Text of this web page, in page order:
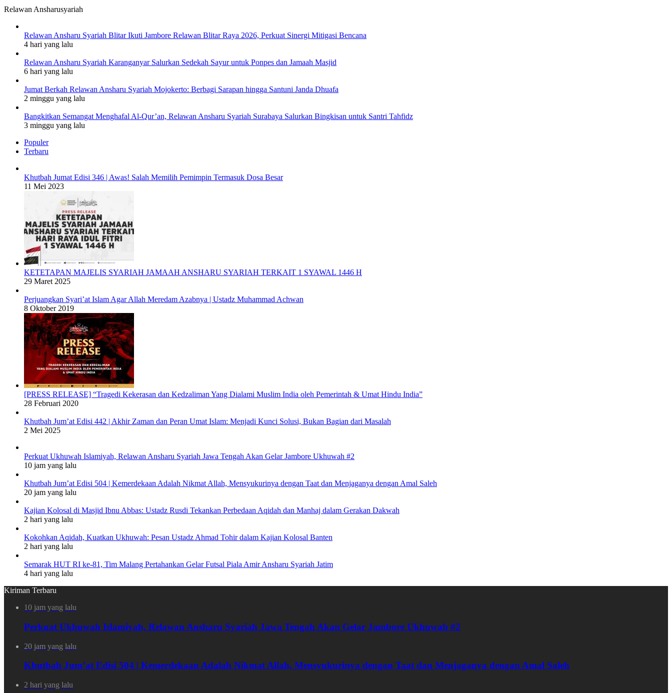
Relawan Ansharusyariah
Relawan Ansharu Syariah Blitar Ikuti Jambore Relawan Blitar Raya 2026, Perkuat Sinergi Mitigasi Bencana
4 hari yang lalu
Relawan Ansharu Syariah Karanganyar Salurkan Sedekah Sayur untuk Ponpes dan Jamaah Masjid
6 hari yang lalu
Jumat Berkah Relawan Ansharu Syariah Mojokerto: Berbagi Sarapan hingga Santuni Janda Dhuafa
2 minggu yang lalu
Bangkitkan Semangat Menghafal Al-Qur’an, Relawan Ansharu Syariah Surabaya Salurkan Bingkisan untuk Santri Tahfidz
3 minggu yang lalu
Populer
Terbaru
Khutbah Jumat Edisi 346 | Awas! Salah Memilih Pemimpin Termasuk Dosa Besar
11 Mei 2023
KETETAPAN MAJELIS SYARIAH JAMAAH ANSHARU SYARIAH TERKAIT 1 SYAWAL 1446 H
29 Maret 2025
Perjuangkan Syari’at Islam Agar Allah Meredam Azabnya | Ustadz Muhammad Achwan
8 Oktober 2019
[PRESS RELEASE] “Tragedi Kekerasan dan Kedzaliman Yang Dialami Muslim India oleh Pemerintah & Umat Hindu India”
28 Februari 2020
Khutbah Jum’at Edisi 442 | Akhir Zaman dan Peran Umat Islam: Menjadi Kunci Solusi, Bukan Bagian dari Masalah
2 Mei 2025
Perkuat Ukhuwah Islamiyah, Relawan Ansharu Syariah Jawa Tengah Akan Gelar Jambore Ukhuwah #2
10 jam yang lalu
Khutbah Jum’at Edisi 504 | Kemerdekaan Adalah Nikmat Allah, Mensyukurinya dengan Taat dan Menjaganya dengan Amal Saleh
20 jam yang lalu
Kajian Kolosal di Masjid Ibnu Abbas: Ustadz Rusdi Tekankan Perbedaan Aqidah dan Manhaj dalam Gerakan Dakwah
2 hari yang lalu
Kokohkan Aqidah, Kuatkan Ukhuwah: Pesan Ustadz Ahmad Tohir dalam Kajian Kolosal Banten
2 hari yang lalu
Semarak HUT RI ke-81, Tim Malang Pertahankan Gelar Futsal Piala Amir Ansharu Syariah Jatim
4 hari yang lalu
Kiriman Terbaru
10 jam yang lalu
Perkuat Ukhuwah Islamiyah, Relawan Ansharu Syariah Jawa Tengah Akan Gelar Jambore Ukhuwah #2
20 jam yang lalu
Khutbah Jum’at Edisi 504 | Kemerdekaan Adalah Nikmat Allah, Mensyukurinya dengan Taat dan Menjaganya dengan Amal Saleh
2 hari yang lalu